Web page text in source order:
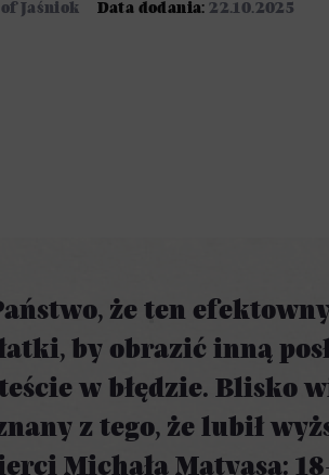
Jaśniok Data dodania: 22.10.2025
że ten
by obrazić inną
w błędzie. Blisko
z tego, że lubił
Michała Matyasa: